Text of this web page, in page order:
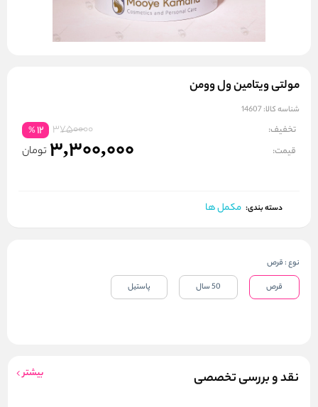
مولتی ویتامین ول وومن
شناسه کالا: 14607
تخفیف: 3750000
12
%
قیمت: 3,300,000 تومان
دسته بندی: مکمل ها
نقد و بررسی تخصصی بیشتر
نوع:قرص
قرص
50 سال پاستیل